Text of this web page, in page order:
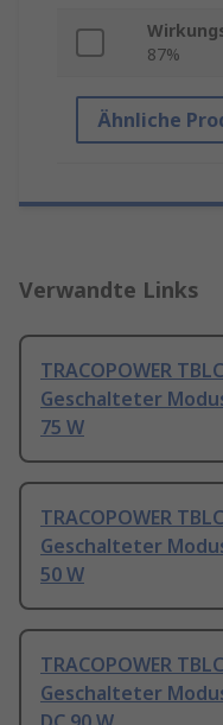
87%
Ähnliche
Verwandte Links
TRACOPOWER
Geschalteter
75 W
TRACOPOWER
Geschalteter
50 W
TRACOPOWER
Geschalteter